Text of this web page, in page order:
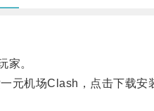
家。
机场Clash，点击下载安